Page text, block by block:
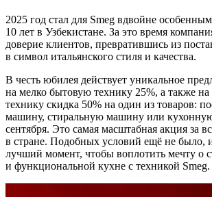
2025 год стал для Smeg вдвойне
10 лет в Узбекистане. За это время
доверие клиентов, превратившись из
в символ итальянского стиля и качества.
В честь юбилея действует уникальное
на мелко бытовую технику 25%, а также
технику скидка 50% на один из товаров:
машину, стиральную машину или
сентября. Это самая масштабная акция за
в стране. Подобных условий ещё не было,
лучший момент, чтобы воплотить мечту о
и функциональной кухне с техникой Smeg.